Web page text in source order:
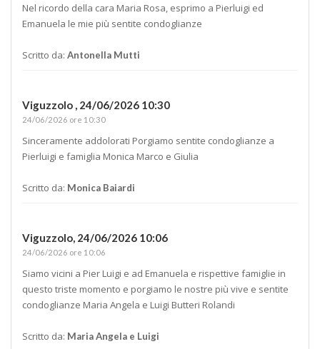
Nel ricordo della cara Maria Rosa, esprimo a Pierluigi ed
Emanuela le mie più sentite condoglianze
Scritto da: Antonella Mutti
Viguzzolo , 24/06/2026 10:30
24/06/2026 ore 10:30
Sinceramente addolorati Porgiamo sentite condoglianze a
Pierluigi e famiglia Monica Marco e Giulia
Scritto da: Monica Baiardi
Viguzzolo, 24/06/2026 10:06
24/06/2026 ore 10:06
Siamo vicini a Pier Luigi e ad Emanuela e rispettive famiglie in
questo triste momento e porgiamo le nostre più vive e sentite
condoglianze Maria Angela e Luigi Butteri Rolandi
Scritto da: Maria Angela e Luigi